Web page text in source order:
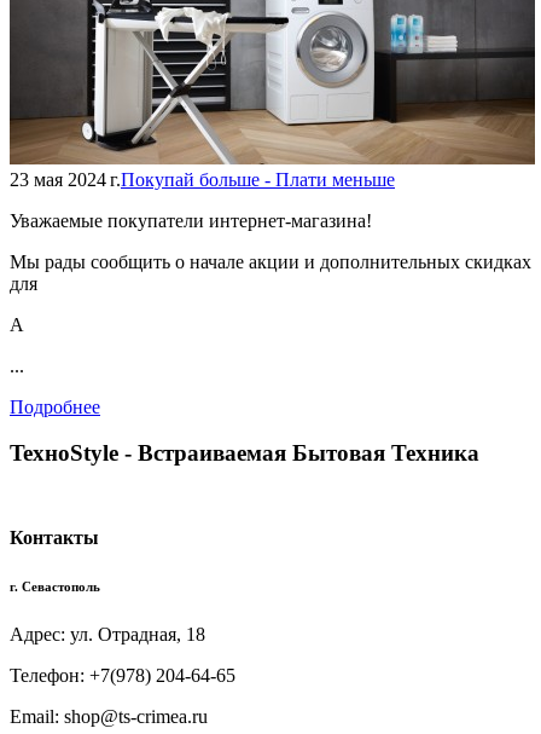
23 мая 2024 г.Покупай больше - Плати меньше
Уважаемые покупатели интернет-магазина!
Мы рады сообщить о начале акции и дополнительных скидках
для
А
...
Подробнее
TexноStyle - Встраиваемая Бытовая Техника
Контакты
г. Севастополь
Адрес: ул. Отрадная, 18
Телефон: +7(978) 204-64-65
Email: shop@ts-crimea.ru